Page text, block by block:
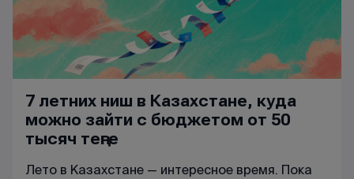
7 летних ниш в Казахстане, куда
можно зайти с бюджетом от 50
тысяч теңге
Лето в Казахстане — интересное время. Пока